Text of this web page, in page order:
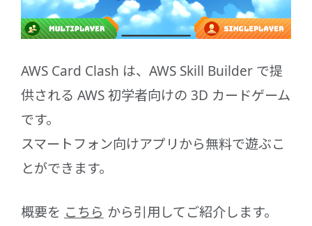
AWS Card Clash は、AWS Skill Builder で提
供される AWS 初学者向けの 3D カードゲーム
です。
スマートフォン向けアプリから無料で遊ぶこ
とができます。
概要を こちら から引用してご紹介します。